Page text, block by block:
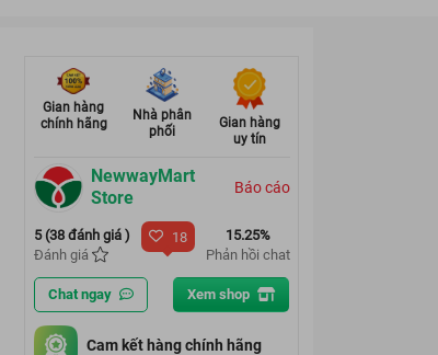
Gian hàng
chính hãng
Nhà phân
phối
Gian hàng
uy tín
NewwayMart
Store
Báo cáo
5 (38 đánh giá )
Đánh giá
18
15.25%
Phản hồi chat
Chat ngay Xem shop
Cam kết hàng chính hãng